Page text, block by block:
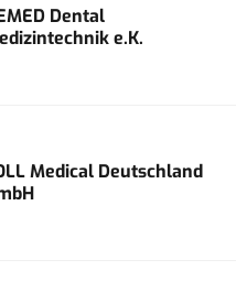
Dental
e.K.
Medical Deutschland